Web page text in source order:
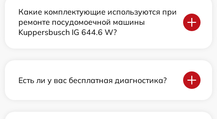
Какие комплектующие используются при
ремонте посудомоечной машины
Kuppersbusch IG 644.6 W?
Есть ли у вас бесплатная диагностика?